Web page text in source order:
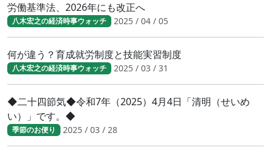
労働基準法、2026年にも改正へ
八木宏之の経済時事ウォッチ 2025 / 04 / 05
何が違う？育成就労制度と技能実習制度
八木宏之の経済時事ウォッチ 2025 / 03 / 31
◆二十四節気◆令和7年（2025）4月4日「清明（せいめ
い）」です。◆
季節のお便り 2025 / 03 / 28